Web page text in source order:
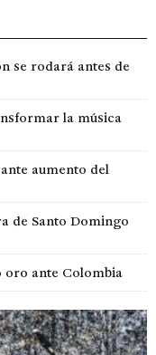
se rodará antes de
la música
aumento del
de Santo Domingo
oro ante Colombia